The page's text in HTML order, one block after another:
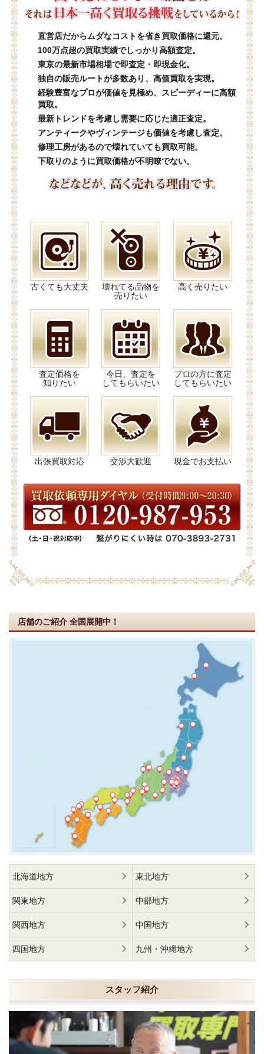
直営店だからムダなコストを省き買取価格に還元。
100万点超の買取実績でしっかり高額査定。
東京の最新市場相場で即査定・即現金化。
独自の販売ルートが多数あり、高価買取を実現。
経験豊富なプロが価値を見極め、スピーディーに高額
買取。
最新トレンドを考慮し需要に応じた適正査定。
アンティークやヴィンテージも価値を考慮し査定。
修理工房があるので壊れていても買取可能。
下取りのように買取価格が不明瞭でない。
古くても大丈夫
壊れてる品物を
売りたい
高く売りたい
査定価格を
知りたい
今日、査定を
してもらいたい
プロの方に査定
してもらいたい
出張買取対応 交渉大歓迎 現金でお支払い
店舗のご紹介 全国展開中！
北海道地方 東北地方
関東地方 中部地方
関西地方 中国地方
四国地方 九州・沖縄地方
スタッフ紹介